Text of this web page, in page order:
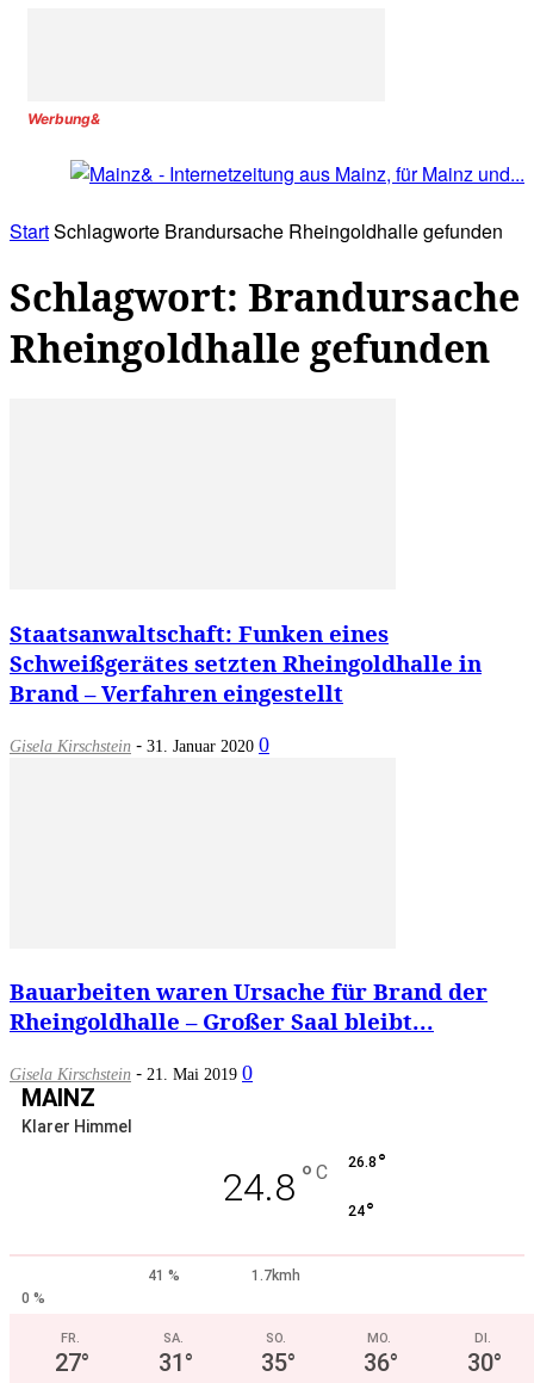
Werbung&
StartSchlagworte Brandursache Rheingoldhalle gefunden
Schlagwort: Brandursache
Rheingoldhalle gefunden
Staatsanwaltschaft: Funken eines
Schweißgerätes setzten Rheingoldhalle in
Brand – Verfahren eingestellt
Gisela Kirschstein - 31. Januar 2020 0
Bauarbeiten waren Ursache für Brand der
Rheingoldhalle – Großer Saal bleibt...
Gisela Kirschstein - 21. Mai 2019 0
MAINZ
Klarer Himmel
24.8 ° C 26.8 °
24°
41 %
1.7kmh
0 %
FR.
27°
SA.
31°
SO.
35°
MO.
36°
DI.
30°